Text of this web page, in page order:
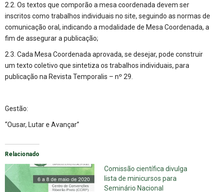
2.2. Os textos que comporão a mesa coordenada devem ser
inscritos como trabalhos individuais no site, seguindo as normas de
comunicação oral, indicando a modalidade de Mesa Coordenada, a
fim de assegurar a publicação;
2.3. Cada Mesa Coordenada aprovada, se desejar, pode construir
um texto coletivo que sintetiza os trabalhos individuais, para
publicação na Revista Temporalis – nº 29.
Gestão:
“Ousar, Lutar e Avançar”
Relacionado
Comissão científica divulga
lista de minicursos para
Seminário Nacional